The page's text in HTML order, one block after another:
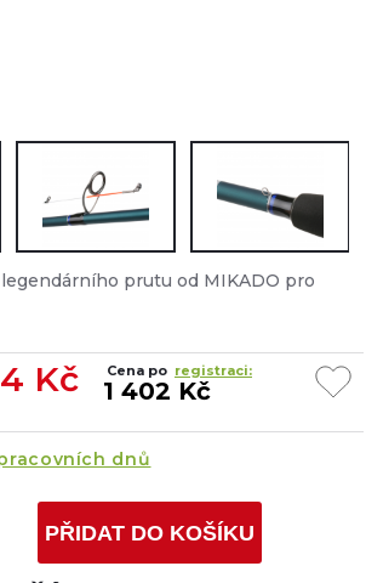
prutu od MIKADO pro
metodou....
Kč Cena po registraci:
1 402 Kč
dnů
PŘIDAT DO KOŠÍKU